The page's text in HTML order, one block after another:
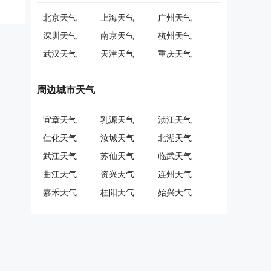
北京天气 上海天气
广州天气
深圳天气
南京天气
杭州天气
武汉天气
天津天气 重庆天气
周边城市天气
宜章天气 乳源天气
浈江天气
仁化天气
汝城天气
北湖天气
武江天气
苏仙天气
临武天气
曲江天气
资兴天气
连州天气
嘉禾天气
桂阳天气 始兴天气